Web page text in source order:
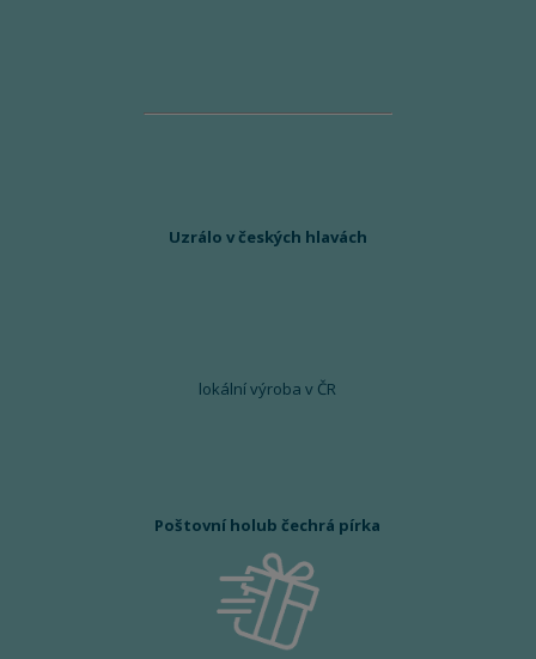
Uzrálo v českých hlavách
lokální výroba v ČR
Poštovní holub čechrá pírka